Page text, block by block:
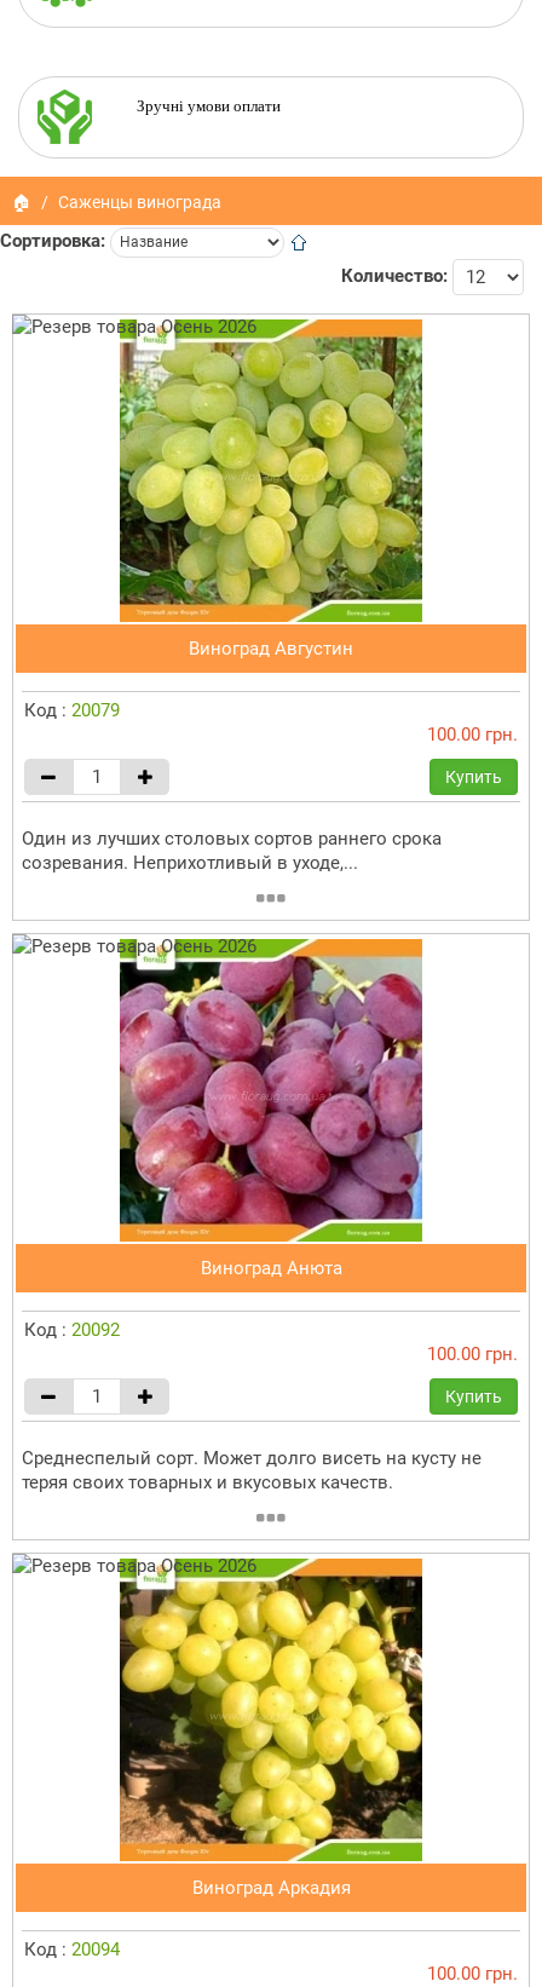
Зручні умови оплати
🏠 Саженцы винограда
Сортировка:
Количество:
Виноград Августин
Код : 20079
100.00 грн.
Купить
Один из лучших столовых сортов раннего срока
созревания. Неприхотливый в уходе,...
Виноград Анюта
Код : 20092
100.00 грн.
Купить
Среднеспелый сорт. Может долго висеть на кусту не
теряя своих товарных и вкусовых качеств.
Виноград Аркадия
Код : 20094
100.00 грн.